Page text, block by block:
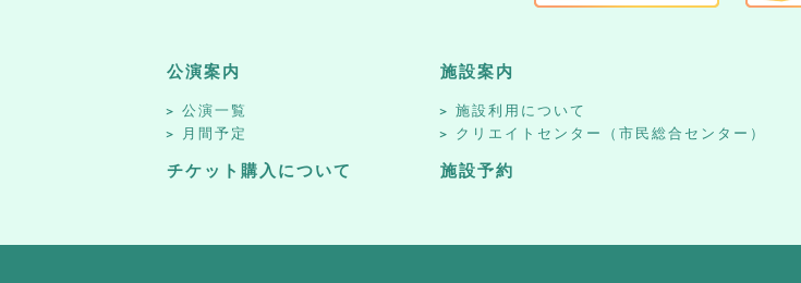
公演案内
公演一覧
月間予定
チケット購入について
施設案内
施設利用について
クリエイトセンター（市民総合センター）
施設予約